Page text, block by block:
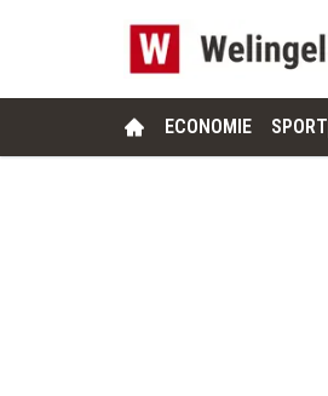
ECONOMIE SPORT